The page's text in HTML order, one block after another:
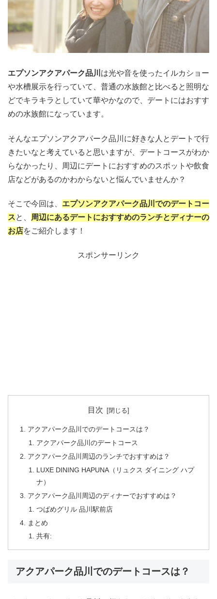
エプソンアクアパーク品川 は光や音を使ったイルカショー
や水槽展示を行っていて、普通の水族館と比べると照明な
どでキラキラとしていて華やかなので、デートにはおすす
めの水族館になっています。
そんなエプソンアクアパーク品川に好きな人とデートで行
きたいなと考えていると思いますが、デートコースがわか
らなかったり、周辺にデートにおすすめのスポットや飲食
店などがあるのかわからないと悩んでいませんか？
そこで今回は、 エプソンアクアパーク品川でのデートコー
スと、
周辺にあるデートにおすすめのランチとディナーの
お店をご紹介します！
スポンサーリンク
目次
アクアパーク品川でのデートコースは？
アクアパーク品川のデートコース
アクアパーク品川周辺のランチでおすすめは？
LUXE DINING HAPUNA（リュクス ダイニング ハプ
ナ）
アクアパーク品川周辺のディナーでおすすめは？
つばめグリル 品川駅前店
まとめ
共有:
アクアパーク品川でのデートコースは？